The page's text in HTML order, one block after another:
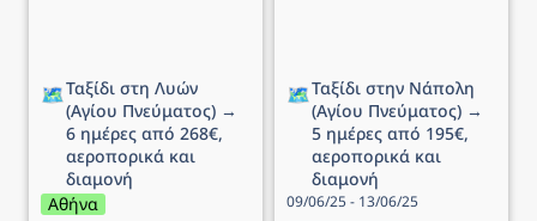
🗺️Ταξίδι στη Λυών
(Αγίου Πνεύματος) →
6 ημέρες από 268€,
αεροπορικά και
διαμονή
Αθήνα
🗺️Ταξίδι στην Νάπολη
(Αγίου Πνεύματος) →
5 ημέρες από 195€,
αεροπορικά και
διαμονή
09/06/25 - 13/06/25